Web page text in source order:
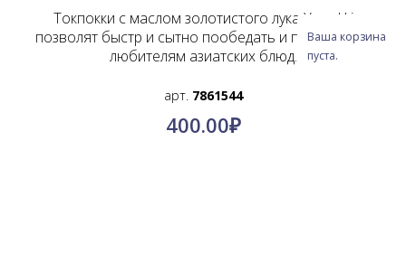
Ваша корзина
пуста.
Токпокки с маслом золотистого лука Yopokki
позволят быстр и сытно пообедать и понравятся
любителям азиатских блюд.
арт. 7861544
400.00₽